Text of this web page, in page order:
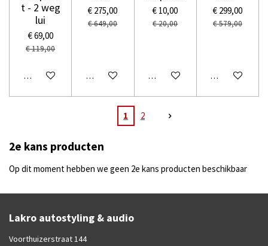
t - 2 weg
lui
€ 69,00
€ 119,00
In winkelwagen
€ 275,00
€ 649,00
In winkelwagen
€ 10,00
€ 20,00
In winkelwagen
€ 299,00
€ 579,00
In winkelwagen
1 2
2e kans producten
Op dit moment hebben we geen 2e kans producten beschikbaar
Lakro autostyling & audio
Voorthuizerstraat 144